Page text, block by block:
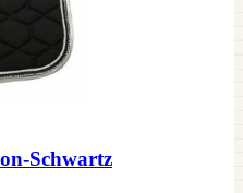
Schwartz